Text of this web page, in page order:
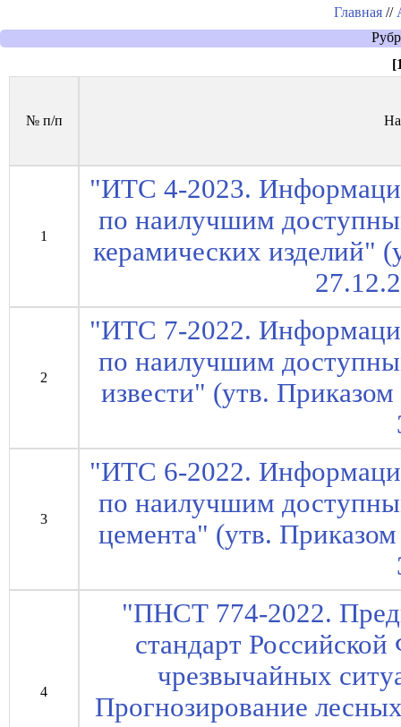
Главная //
№ п/п
1
"ИТС 4-2023.
по наилучшим
керамических изделий"
2
"ИТС 7-2022.
по наилучшим
извести" (утв.
3
"ИТС 6-2022.
по наилучшим
цемента" (утв.
4
"ПНСТ 774-2022.
стандарт
чрезвычайных
Прогнозирование